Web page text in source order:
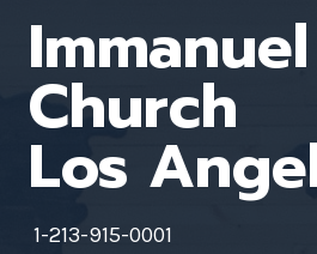
Immanuel
Church
Los
1-213-915-0001